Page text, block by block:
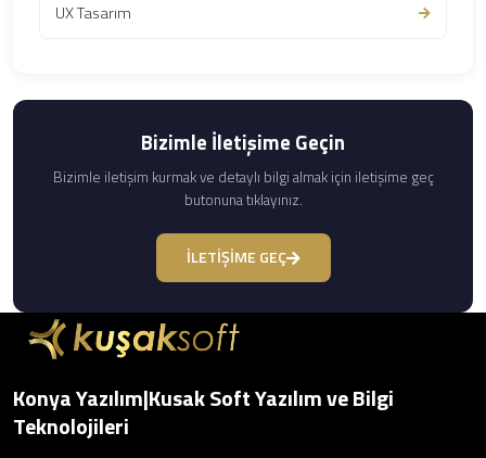
UX Tasarım
Bizimle İletişime Geçin
Bizimle iletişim kurmak ve detaylı bilgi almak için iletişime geç
butonuna tıklayınız.
İLETİŞİME GEÇ
Konya Yazılım|Kusak Soft Yazılım ve Bilgi
Teknolojileri